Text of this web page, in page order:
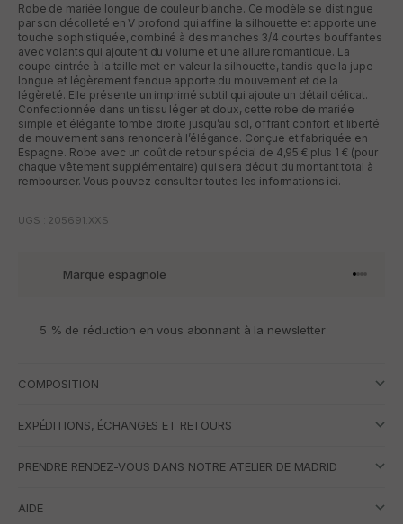
Robe de mariée longue de couleur blanche. Ce modèle se distingue
par son décolleté en V profond qui affine la silhouette et apporte une
touche sophistiquée, combiné à des manches 3/4 courtes bouffantes
avec volants qui ajoutent du volume et une allure romantique. La
coupe cintrée à la taille met en valeur la silhouette, tandis que la jupe
longue et légèrement fendue apporte du mouvement et de la
légèreté. Elle présente un imprimé subtil qui ajoute un détail délicat.
Confectionnée dans un tissu léger et doux, cette robe de mariée
simple et élégante tombe droite jusqu’au sol, offrant confort et liberté
de mouvement sans renoncer à l’élégance. Conçue et fabriquée en
Espagne. Robe avec un coût de retour spécial de 4,95 € plus 1 € (pour
chaque vêtement supplémentaire) qui sera déduit du montant total à
rembourser. Vous pouvez consulter toutes les informations ici.
UGS : 205691.XXS
Marque espagnole Aller à
Aller à
Aller à
Aller
5 % de réduction en vous abonnant à la newsletter
COMPOSITION
EXPÉDITIONS, ÉCHANGES ET RETOURS
PRENDRE RENDEZ-VOUS DANS NOTRE ATELIER DE MADRID
AIDE